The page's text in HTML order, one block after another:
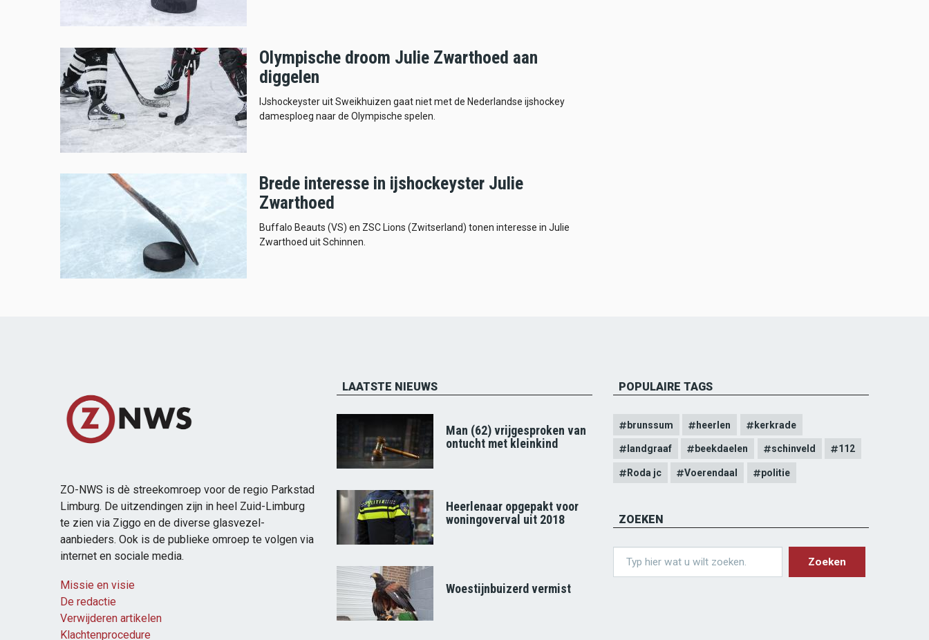
Olympische droom Julie Zwarthoed aan
diggelen
IJshockeyster uit Sweikhuizen gaat niet met de Nederlandse ijshockey
damesploeg naar de Olympische spelen.
Brede interesse in ijshockeyster Julie
Zwarthoed
Buffalo Beauts (VS) en ZSC Lions (Zwitserland) tonen interesse in Julie
Zwarthoed uit Schinnen.
ZO-NWS is dè streekomroep voor de regio Parkstad
Limburg. De uitzendingen zijn in heel Zuid-Limburg
te zien via Ziggo en de diverse glasvezel-
aanbieders. Ook is de publieke omroep te volgen via
internet en sociale media.
Missie en visie
De redactie
Verwijderen artikelen
Klachtenprocedure
LAATSTE NIEUWS
Man (62) vrijgesproken van
ontucht met kleinkind
Heerlenaar opgepakt voor
woningoverval uit 2018
Woestijnbuizerd vermist
POPULAIRE TAGS
brunssum heerlen kerkrade
landgraaf beekdaelen schinveld 112
Roda jc Voerendaal politie
ZOEKEN